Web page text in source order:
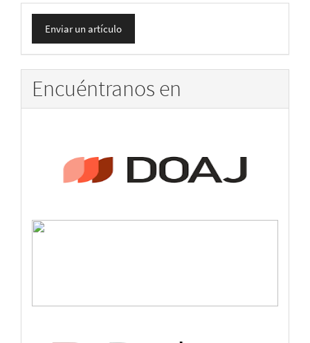
Enviar
un
artículo
Enviar un artículo
Encuéntranos en